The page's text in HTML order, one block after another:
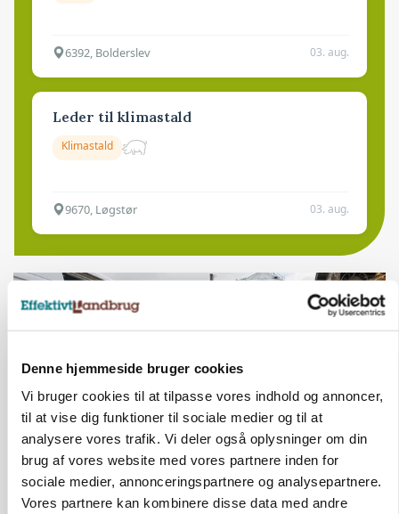
Denne hjemmeside bruger cookies
Vi bruger cookies til at tilpasse vores indhold og annoncer,
til at vise dig funktioner til sociale medier og til at
analysere vores trafik. Vi deler også oplysninger om din
brug af vores website med vores partnere inden for
sociale medier, annonceringspartnere og analysepartnere.
Vores partnere kan kombinere disse data med andre
6392, Bolderslev 03. aug.
Leder til klimastald
Klimastald
9670, Løgstør 03. aug.
HØST-TOUR
PLANTER
18 montører står klar i høsten: Sådan holder PN